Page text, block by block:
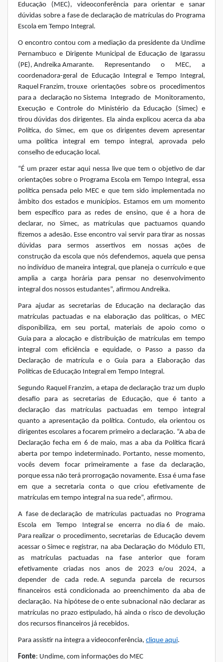
Educação (MEC), videoconferência para orientar e sanar
dúvidas sobre a fase de declaração de matrículas do Programa
Escola em Tempo Integral.
O encontro contou com a mediação da presidente da Undime
Pernambuco e Dirigente Municipal de Educação de Igarassu
(PE), Andreika Amarante. Representando o MEC, a
coordenadora-geral de Educação Integral e Tempo Integral,
Raquel Franzim, trouxe orientações sobre os procedimentos
para a declaração no Sistema Integrado de Monitoramento,
Execução e Controle do Ministério da Educação (Simec) e
tirou dúvidas dos dirigentes. Ela ainda explicou acerca da aba
Política, do Simec, em que os dirigentes devem apresentar
uma política integral em tempo integral, aprovada pelo
conselho de educação local.
“É um prazer estar aqui nessa live que tem o objetivo de dar
orientações sobre o Programa Escola em Tempo Integral, essa
política pensada pelo MEC e que tem sido implementada no
âmbito dos estados e municípios. Estamos em um momento
bem específico para as redes de ensino, que é a hora de
declarar, no Simec, as matrículas que pactuamos quando
fizemos a adesão. Esse encontro vai servir para tirar as nossas
dúvidas para sermos assertivos em nossas ações de
construção da escola que nós defendemos, aquela que pensa
no indivíduo de maneira integral, que planeja o currículo e que
amplia a carga horária para pensar no desenvolvimento
integral dos nossos estudantes”, afirmou Andreika.
Para ajudar as secretarias de Educação na declaração das
matrículas pactuadas e na elaboração das políticas, o MEC
disponibiliza, em seu portal, materiais de apoio como o
Guia para a alocação e distribuição de matrículas em tempo
integral com eficiência e equidade, o Passo a passo da
Declaração de matrícula e o Guia para a Elaboração das
Políticas de Educação Integral em Tempo Integral.
Segundo Raquel Franzim, a etapa de declaração traz um duplo
desafio para as secretarias de Educação, que é tanto a
declaração das matrículas pactuadas em tempo integral
quanto a apresentação da política. Contudo, ela orientou os
dirigentes escolares a focarem primeiro a declaração. “A aba de
Declaração fecha em 6 de maio, mas a aba da Política ficará
aberta por tempo indeterminado. Portanto, nesse momento,
vocês devem focar primeiramente a fase da declaração,
porque essa não terá prorrogação novamente. Essa é uma fase
em que a secretaria conta o que criou efetivamente de
matrículas em tempo integral na sua rede”, afirmou.
A fase de declaração de matrículas pactuadas no Programa
Escola em Tempo Integral se encerra no dia 6 de maio.
Para realizar o procedimento, secretarias de Educação devem
acessar o Simec e registrar, na aba Declaração do Módulo ETI,
as matrículas pactuadas na fase anterior que foram
efetivamente criadas nos anos de 2023 e/ou 2024, a
depender de cada rede. A segunda parcela de recursos
financeiros está condicionada ao preenchimento da aba de
declaração. Na hipótese de o ente subnacional não declarar as
matrículas no prazo estipulado, há ainda o risco de devolução
dos recursos financeiros já recebidos.
Para assistir na íntegra a videoconferência, clique aqui.
Fonte: Undime, com informações do MEC